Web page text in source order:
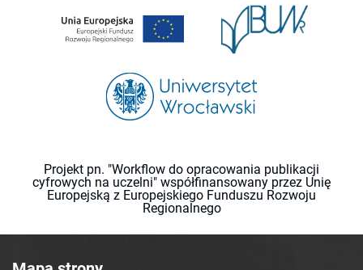
Projekt pn. "Workflow do opracowania publikacji
cyfrowych na uczelni" współfinansowany przez Unię
Europejską z Europejskiego Funduszu Rozwoju
Regionalnego